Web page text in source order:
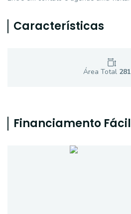
Características
Área Total 281
Financiamento Fácil